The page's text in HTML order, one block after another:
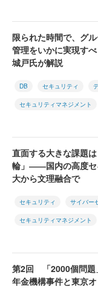
限られた時間で、グ
管理をいかに実現す
城戸氏が解説
DB セキュリティ
セキュリティマネジメント
直面する大きな課題
輪」――国内の高度セ
大から文理融合で
セキュリティ サイバー
セキュリティマネジメント
第2回 「2000個問題
年金機構事件と東京